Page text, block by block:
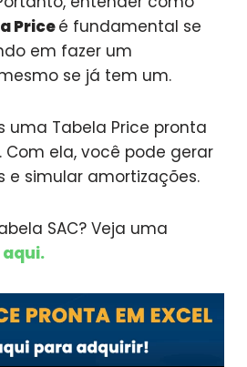
Priceé fundamental se
em fazer um
se já tem um.
uma Tabela Price pronta
Com ela, você pode gerar
e simular amortizações.
SAC? Veja uma